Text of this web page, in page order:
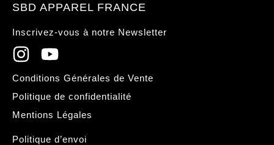
SBD APPAREL FRANCE
Inscrivez-vous à notre Newsletter
Conditions Générales de Vente
Politique de confidentialité
Mentions Légales
Politique d’envoi